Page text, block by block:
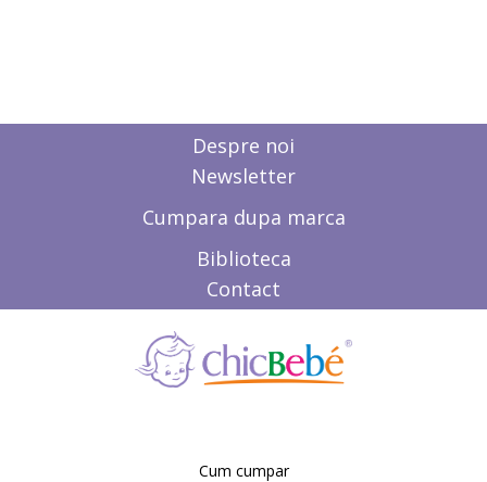
Despre noi
Newsletter
Cumpara dupa marca
Biblioteca
Contact
Cum cumpar